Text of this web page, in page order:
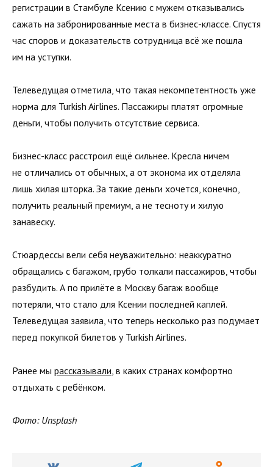
регистрации в Стамбуле Ксению с мужем отказывались
сажать на забронированные места в бизнес-классе. Спустя
час споров и доказательств сотрудница всё же пошла
им на уступки.
Телеведущая отметила, что такая некомпетентность уже
норма для Turkish Airlines. Пассажиры платят огромные
деньги, чтобы получить отсутствие сервиса.
Бизнес-класс расстроил ещё сильнее. Кресла ничем
не отличались от обычных, а от эконома их отделяла
лишь хилая шторка. За такие деньги хочется, конечно,
получить реальный премиум, а не тесноту и хилую
занавеску.
Стюардессы вели себя неуважительно: неаккуратно
обращались с багажом, грубо толкали пассажиров, чтобы
разбудить. А по прилёте в Москву багаж вообще
потеряли, что стало для Ксении последней каплей.
Телеведущая заявила, что теперь несколько раз подумает
перед покупкой билетов у Turkish Airlines.
Ранее мы рассказывали , в каких странах комфортно
отдыхать с ребёнком.
Фото: Unsplash